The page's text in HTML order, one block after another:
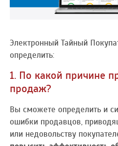
Электронный Тайный
определить:
1. По какой причине
продаж?
Вы сможете определить и
ошибки продавцов,
или недовольству